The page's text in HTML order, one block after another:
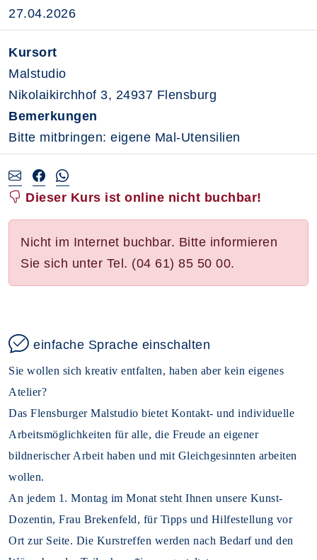
27.04.2026
Kursort
Malstudio
Nikolaikirchhof 3, 24937 Flensburg
Bemerkungen
Bitte mitbringen: eigene Mal-Utensilien
Dieser Kurs ist online nicht buchbar!
Nicht im Internet buchbar. Bitte informieren
Sie sich unter Tel. (04 61) 85 50 00.
einfache Sprache einschalten
Sie wollen sich kreativ entfalten, haben aber kein eigenes
Atelier?
Das Flensburger Malstudio bietet Kontakt- und individuelle
Arbeitsmöglichkeiten für alle, die Freude an eigener
bildnerischer Arbeit haben und mit Gleichgesinnten arbeiten
wollen.
An jedem 1. Montag im Monat steht Ihnen unsere Kunst-
Dozentin, Frau Brekenfeld, für Tipps und Hilfestellung vor
Ort zur Seite. Die Kurstreffen werden nach Bedarf und den